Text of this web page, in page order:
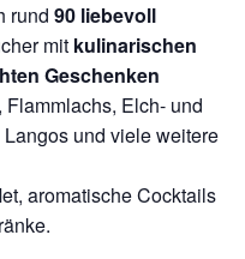
rund 90 liebevoll
mit kulinarischen
Geschenken
Elch- und
und viele weitere
aromatische Cocktails